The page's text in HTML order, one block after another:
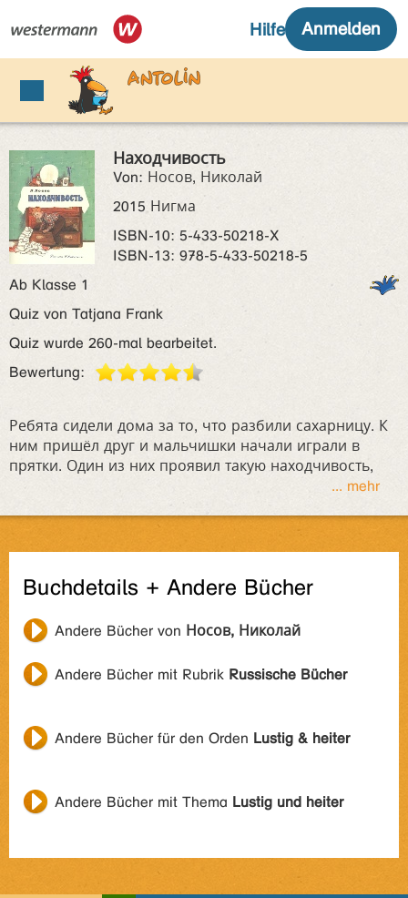
Находчивость
Von: Носов, Николай
2015 Нигма
ISBN‑10: 5-433-50218-X
ISBN‑13: 978-5-433-50218-5
Ab Klasse 1
Quiz von Tatjana Frank
Quiz wurde 260-mal bearbeitet.
Bewertung:
Ребята сидели дома за то, что разбили сахарницу. К
ним пришёл друг и мальчишки начали играли в
прятки. Один из них проявил такую находчивость,
... mehr
Buchdetails + Andere Bücher
Andere Bücher von Носов, Николай
Andere Bücher mit Rubrik Russische Bücher
Andere Bücher für den Orden Lustig & heiter
Andere Bücher mit Thema Lustig und heiter